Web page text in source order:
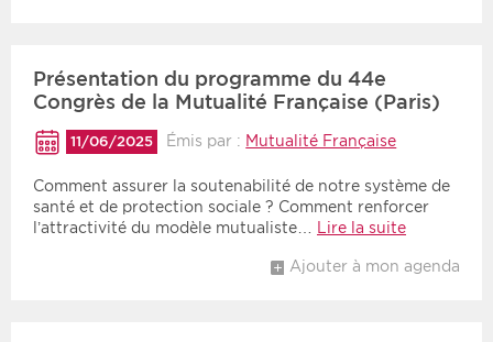
Présentation du programme du 44e
Congrès de la Mutualité Française (Paris)
11/06/2025 Émis par : Mutualité Française
Comment assurer la soutenabilité de notre système de
santé et de protection sociale ? Comment renforcer
l’attractivité du modèle mutualiste…
Lire la suite
Ajouter à mon agenda